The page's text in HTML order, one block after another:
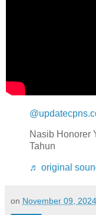
Nasib Honorer
Tahun
♬ original
on November 09, 2024